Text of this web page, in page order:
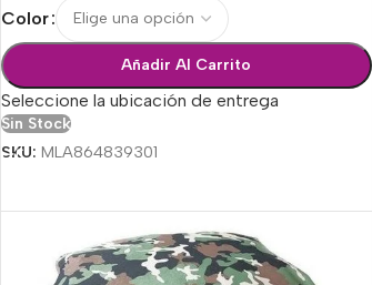
Color
Añadir Al Carrito
Seleccione la ubicación de entrega
Sin Stock
SKU: MLA864839301